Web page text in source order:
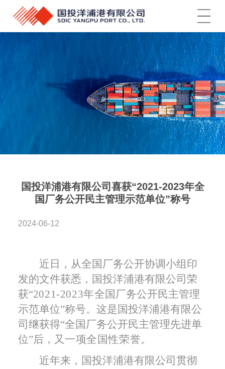
菜单
国投洋浦港有限公司喜获“2021-2023年全
国厂务公开民主管理示范单位”称号
2024-06-12
近日，从全国厂务公开协调小组印
发的文件获悉，国投洋浦港有限公司荣
获“2021-2023年全国厂务公开民主管理
示范单位”称号。 这是 国投洋浦港有限公
司 继获得“全国厂务公开民主管理先进单
位”后， 又一项全国性荣誉。
近年来，国投洋浦港有限公司贯彻